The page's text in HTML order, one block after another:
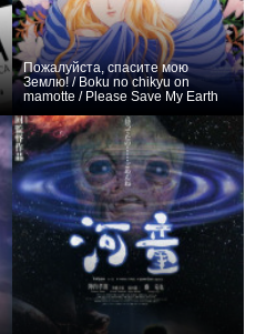
Пожалуйста, спасите мою
Землю! / Boku no chikyu on
mamotte / Please Save My Earth